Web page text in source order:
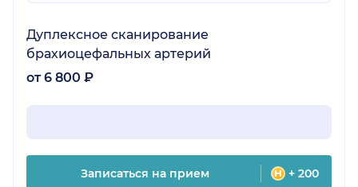
Дуплексное сканирование
брахиоцефальных артерий
от 6 800 ₽
Записаться на прием + 200